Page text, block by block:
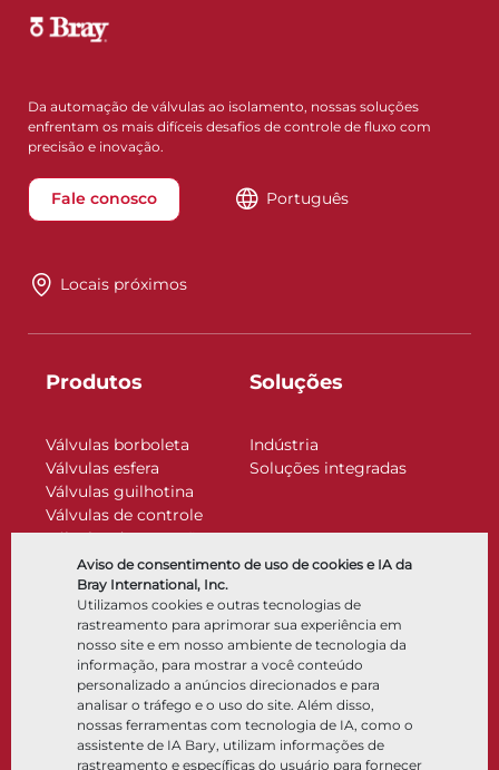
Aviso de consentimento de uso de cookies e IA da
Bray International, Inc.
Utilizamos cookies e outras tecnologias de
rastreamento para aprimorar sua experiência em
nosso site e em nosso ambiente de tecnologia da
informação, para mostrar a você conteúdo
personalizado a anúncios direcionados e para
analisar o tráfego e o uso do site. Além disso,
nossas ferramentas com tecnologia de IA, como o
assistente de IA Bary, utilizam informações de
rastreamento e específicas do usuário para fornecer
Da automação de válvulas ao isolamento, nossas soluções
enfrentam os mais difíceis desafios de controle de fluxo com
precisão e inovação.
Fale conosco Português
Locais próximos
Produtos
Válvulas borboleta
Válvulas esfera
Válvulas guilhotina
Válvulas de controle
Válvulas de retenção
Atuadores
Acessórios de controle
Criogênico
Soluções
Indústria
Soluções integradas
Empresa
Sobre
Locais
Parceria
Recursos
Documentos
Centro de conhecimento
Software